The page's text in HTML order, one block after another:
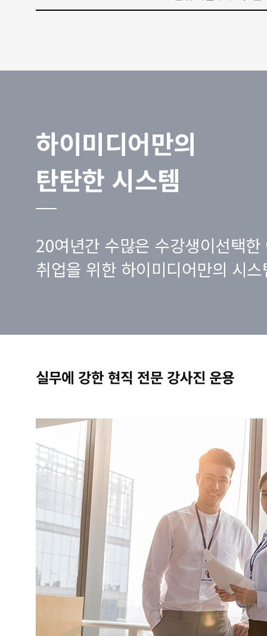
하이미디어만의
탄탄한 시스템
20여년간 수많은 수강생이선택한
취업을 위한 하이미디어만의 시
실무에 강한 현직 전문 강사진 운용